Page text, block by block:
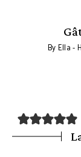
ByElla -